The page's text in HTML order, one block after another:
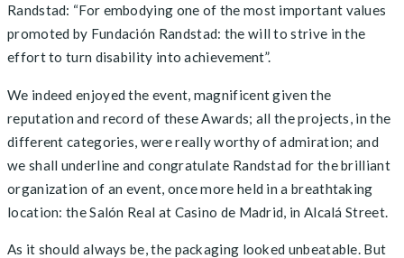
Randstad: “For embodying one of the most important values
promoted by Fundación Randstad: the will to strive in the
effort to turn disability into achievement”.
We indeed enjoyed the event, magnificent given the
reputation and record of these Awards; all the projects, in the
different categories, were really worthy of admiration; and
we shall underline and congratulate Randstad for the brilliant
organization of an event, once more held in a breathtaking
location: the Salón Real at Casino de Madrid, in Alcalá Street.
As it should always be, the packaging looked unbeatable. But